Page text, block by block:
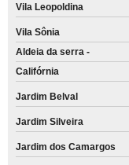
Vila Leopoldina
Vila Sônia
Aldeia da serra -
Califórnia
Jardim Belval
Jardim Silveira
Jardim dos Camargos